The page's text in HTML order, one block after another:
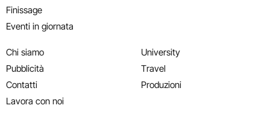
Finissage
Eventi in giornata
Chi siamo
Pubblicità
Contatti
Lavora con noi
University
Travel
Produzioni